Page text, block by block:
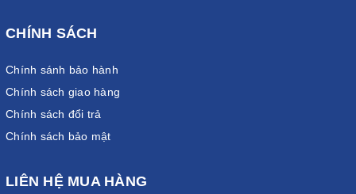
CHÍNH SÁCH
Chính sánh bảo hành
Chính sách giao hàng
Chính sách đổi trả
Chính sách bảo mật
LIÊN HỆ MUA HÀNG